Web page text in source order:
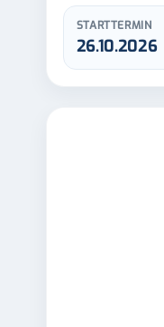
STARTTERMIN
26.10.2026